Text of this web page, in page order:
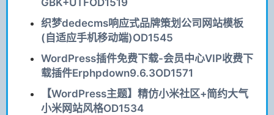
织梦dedecms响应式品牌策划公司网站模板
(自适应手机移动端)OD1545
WordPress插件免费下载-会员中心VIP收费下
载插件Erphpdown9.6.3OD1571
【WordPress主题】精仿小米社区+简约大气
小米网站风格OD1534